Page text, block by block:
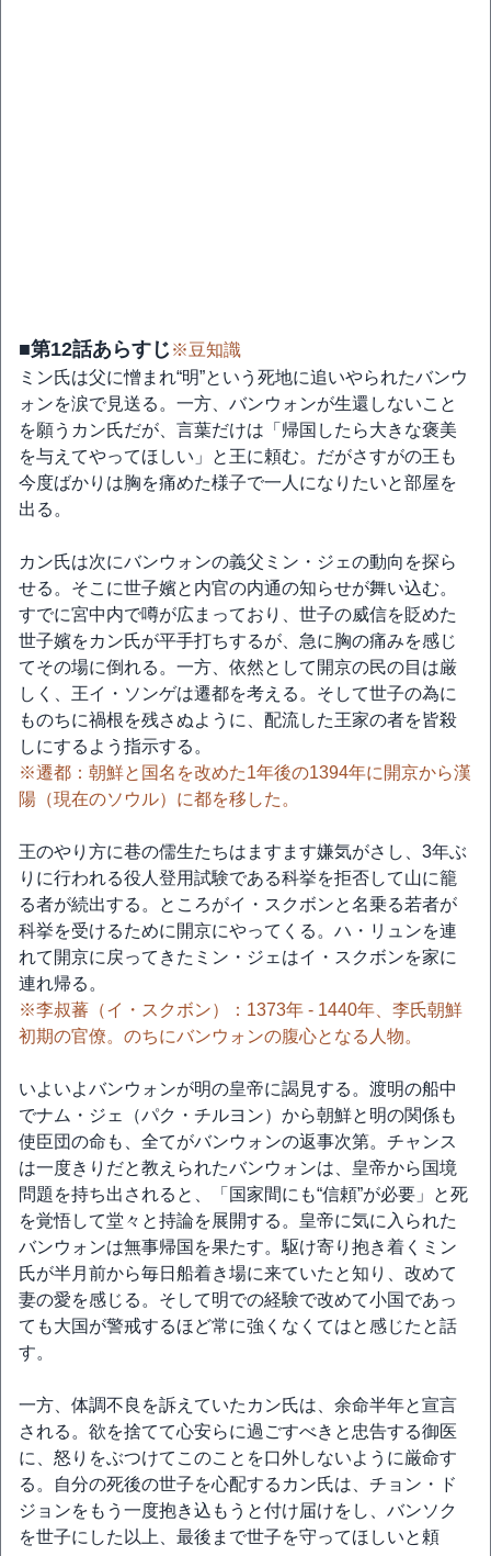
■第12話あらすじ ※豆知識
ミン氏は父に憎まれ“明”という死地に追いやられたバンウ
ォンを涙で見送る。一方、バンウォンが生還しないこと
を願うカン氏だが、言葉だけは「帰国したら大きな褒美
を与えてやってほしい」と王に頼む。だがさすがの王も
今度ばかりは胸を痛めた様子で一人になりたいと部屋を
出る。
カン氏は次にバンウォンの義父ミン・ジェの動向を探ら
せる。そこに世子嬪と内官の内通の知らせが舞い込む。
すでに宮中内で噂が広まっており、世子の威信を貶めた
世子嬪をカン氏が平手打ちするが、急に胸の痛みを感じ
てその場に倒れる。一方、依然として開京の民の目は厳
しく、王イ・ソンゲは遷都を考える。そして世子の為に
ものちに禍根を残さぬように、配流した王家の者を皆殺
しにするよう指示する。
※遷都：朝鮮と国名を改めた1年後の1394年に開京から漢
陽（現在のソウル）に都を移した。
王のやり方に巷の儒生たちはますます嫌気がさし、3年ぶ
りに行われる役人登用試験である科挙を拒否して山に籠
る者が続出する。ところがイ・スクボンと名乗る若者が
科挙を受けるために開京にやってくる。ハ・リュンを連
れて開京に戻ってきたミン・ジェはイ・スクボンを家に
連れ帰る。
※李叔蕃（イ・スクボン）：1373年 - 1440年、李氏朝鮮
初期の官僚。のちにバンウォンの腹心となる人物。
いよいよバンウォンが明の皇帝に謁見する。渡明の船中
でナム・ジェ（パク・チルヨン）から朝鮮と明の関係も
使臣団の命も、全てがバンウォンの返事次第。チャンス
は一度きりだと教えられたバンウォンは、皇帝から国境
問題を持ち出されると、「国家間にも“信頼”が必要」と死
を覚悟して堂々と持論を展開する。皇帝に気に入られた
バンウォンは無事帰国を果たす。駆け寄り抱き着くミン
氏が半月前から毎日船着き場に来ていたと知り、改めて
妻の愛を感じる。そして明での経験で改めて小国であっ
ても大国が警戒するほど常に強くなくてはと感じたと話
す。
一方、体調不良を訴えていたカン氏は、余命半年と宣言
される。欲を捨てて心安らに過ごすべきと忠告する御医
に、怒りをぶつけてこのことを口外しないように厳命す
る。自分の死後の世子を心配するカン氏は、チョン・ド
ジョンをもう一度抱き込もうと付け届けをし、バンソク
を世子にした以上、最後まで世子を守ってほしいと頼